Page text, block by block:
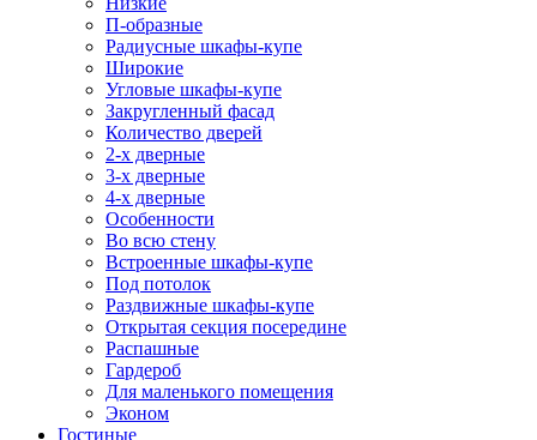
П-образные
Радиусные шкафы-купе
Широкие
Угловые шкафы-купе
Закругленный фасад
Количество дверей
2-х дверные
3-х дверные
4-х дверные
Особенности
Во всю стену
Встроенные шкафы-купе
Под потолок
Раздвижные шкафы-купе
Открытая секция посередине
Распашные
Гардероб
Для маленького помещения
Эконом
Гостиные